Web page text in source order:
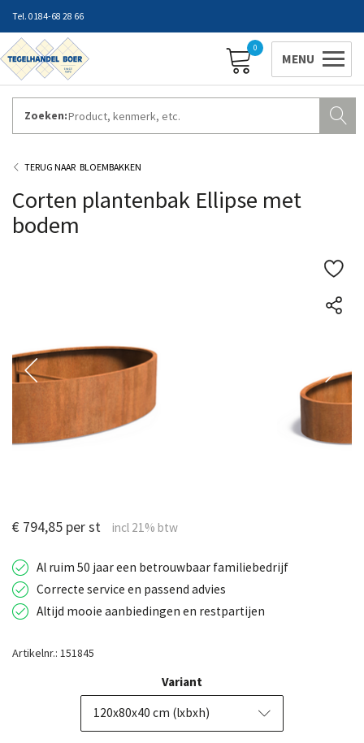
0184-68 28 66
0
Zoeken:
ZAKELIJK INLOGGEN
BLOEMBAKKEN
Corten plantenbak Ellipse met
bodem
€ 794,85 per st
Al ruim 50 jaar een betrouwbaar familiebedrijf
Correcte service en passend advies
Altijd mooie aanbiedingen en restpartijen
Artikelnr.: 151845
Variant
120x80x40 cm (lxbxh)